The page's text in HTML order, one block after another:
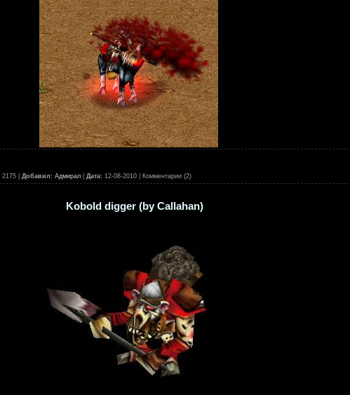
2175 | Добавил: Адмирал Дата: 12-08-2010 | Комментарии (2)
Kobold digger (by Callahan)